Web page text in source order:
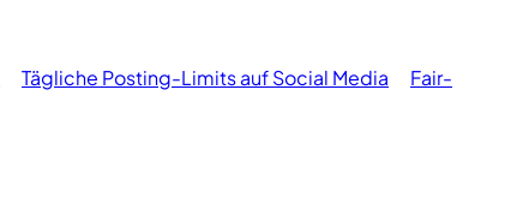
Tägliche Posting-Limits auf Social Media
Fair-